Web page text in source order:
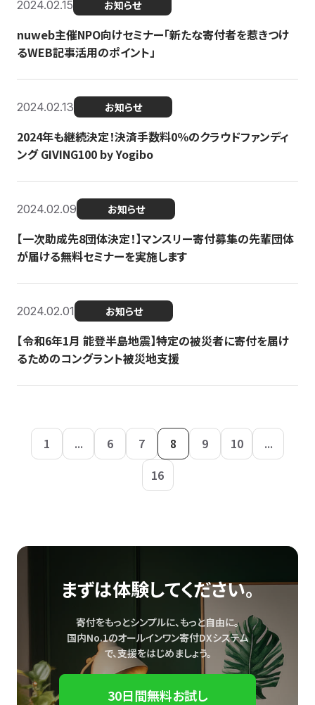
2024.02.15 お知らせ
nuweb主催NPO向けセミナー「新たな寄付者を惹きつけ
るWEB記事活用のポイント」
2024.02.13 お知らせ
2024年も継続決定！決済手数料0％のクラウドファンディ
ング GIVING100 by Yogibo
2024.02.09 お知らせ
【一次助成先8団体決定！】マンスリー寄付募集の先輩団体
が届ける無料セミナーを実施します
2024.02.01 お知らせ
【令和6年1月 能登半島地震】特定の被災者に寄付を届け
るためのコングラント被災地支援
1 ... 6 7 8 9 10
...
16
まずは体験してください。
寄付をもっとシンプルに、もっと自由に。
国内No.1のオールインワン寄付DXシステム
で、支援をはじめましょう。
30日間無料お試し